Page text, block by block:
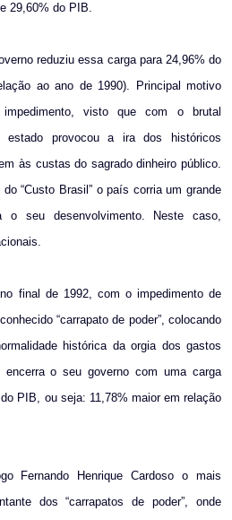
29,60% do PIB.
reduziu essa carga para 24,96% do
ao ano de 1990). Principal motivo
visto que com o brutal
estado provocou a ira dos históricos
às custas do sagrado dinheiro público.
“Custo Brasil” o país corria um grande
seu desenvolvimento. Neste caso,
final de 1992, com o impedimento de
“carrapato de poder”, colocando
histórica da orgia dos gastos
o seu governo com uma carga
PIB, ou seja: 11,78% maior em relação
Fernando Henrique Cardoso o mais
dos “carrapatos de poder”, onde